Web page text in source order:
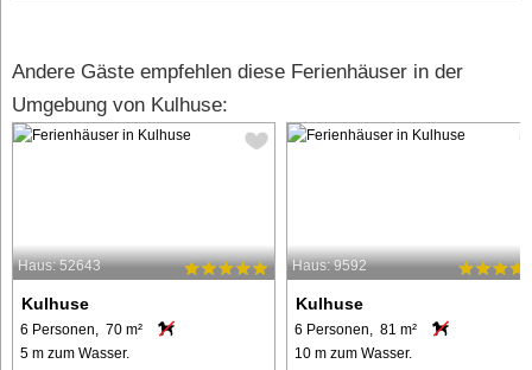
Andere Gäste empfehlen diese Ferienhäuser in der
Umgebung von Kulhuse:
Haus: 52643
Kulhuse
6 Personen, 70 m²
5 m zum Wasser.
Haus: 9592
Kulhuse
6 Personen, 81 m²
10 m zum Wasser.